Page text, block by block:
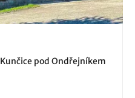
Kunčice pod Ondřejníkem